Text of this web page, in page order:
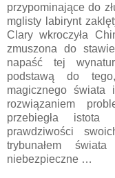
przypominające do
mglisty labirynt
Clary wkroczyła
zmuszona do
napaść tej
podstawą do
magicznego
rozwiązaniem
przebiegła istota
prawdziwości
trybunałem
niebezpieczne …